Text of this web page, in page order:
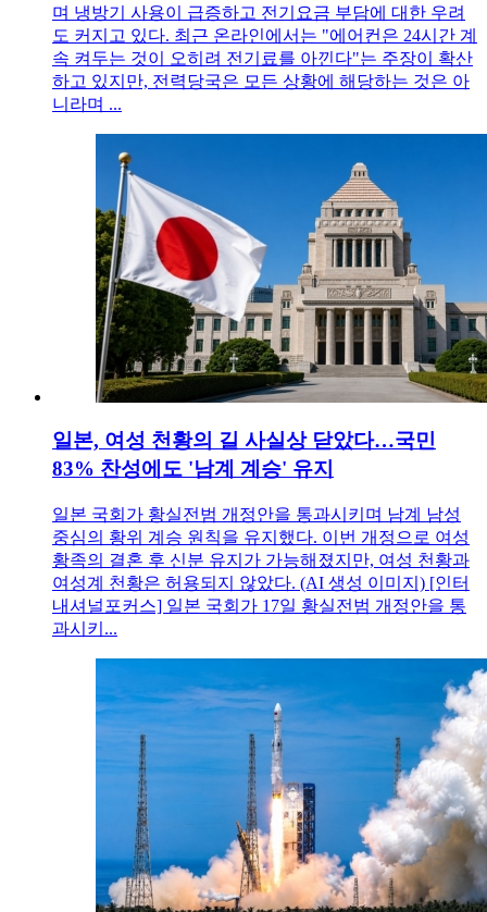
며 냉방기 사용이 급증하고 전기요금 부담에 대한 우려
도 커지고 있다. 최근 온라인에서는 "에어컨은 24시간 계
속 켜두는 것이 오히려 전기료를 아낀다"는 주장이 확산
하고 있지만, 전력당국은 모든 상황에 해당하는 것은 아
니라며 ...
일본, 여성 천황의 길 사실상 닫았다…국민
83% 찬성에도 '남계 계승' 유지
일본 국회가 황실전범 개정안을 통과시키며 남계 남성
중심의 황위 계승 원칙을 유지했다. 이번 개정으로 여성
황족의 결혼 후 신분 유지가 가능해졌지만, 여성 천황과
여성계 천황은 허용되지 않았다. (AI 생성 이미지) [인터
내셔널포커스] 일본 국회가 17일 황실전범 개정안을 통
과시키...